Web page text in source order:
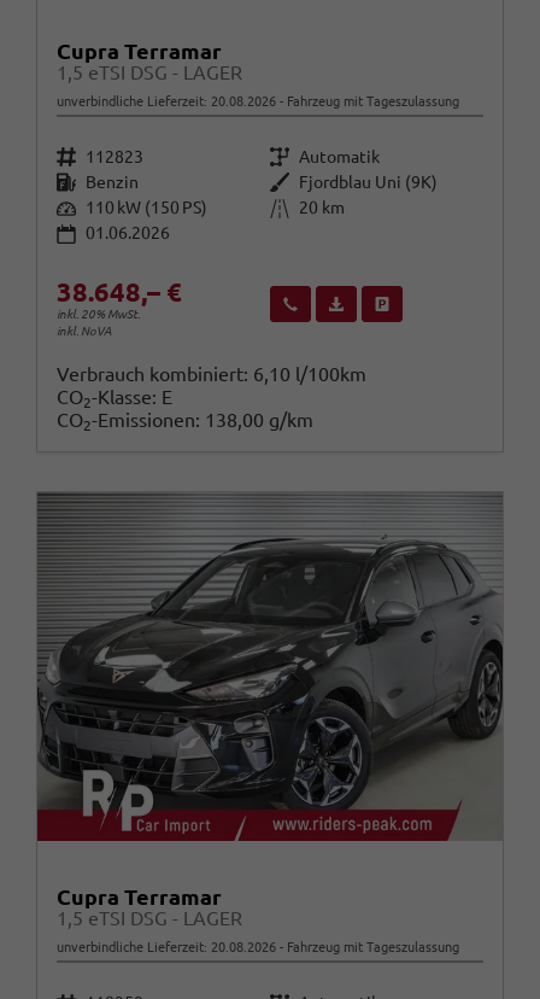
Cupra Terramar
1,5 eTSI DSG - LAGER
unverbindliche Lieferzeit: 20.08.2026 Fahrzeug mit Tageszulassung
Fahrzeugnr. 112823 Getriebe Automatik
Kraftstoff Benzin Außenfarbe
Fjordblau Uni (9K)
Leistung 110 kW (150 PS) Kilometerstand
20 km
01.06.2026
38.648,– €
inkl. 20% MwSt.
inkl. NoVA
Wir rufen Sie anFahrzeugexposé (PDF)
Verbrauch kombiniert: 6,10 l/100km
CO2-Klasse: E
CO2-Emissionen: 138,00 g/km
Cupra Terramar
1,5 eTSI DSG - LAGER
unverbindliche Lieferzeit: 20.08.2026 Fahrzeug mit Tageszulassung